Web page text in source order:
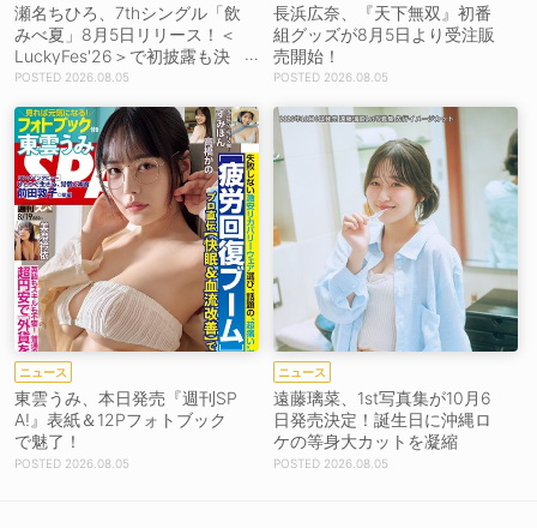
瀬名ちひろ、7thシングル「飲
みべ夏」8月5日リリース！＜
LuckyFes'26＞で初披露も決
定
2026.08.05
長浜広奈、『天下無双』初番
組グッズが8月5日より受注販
売開始！
2026.08.05
ニュース
東雲うみ、本日発売『週刊SP
A!』表紙＆12Pフォトブック
で魅了！
2026.08.05
ニュース
遠藤璃菜、1st写真集が10月6
日発売決定！誕生日に沖縄ロ
ケの等身大カットを凝縮
2026.08.05